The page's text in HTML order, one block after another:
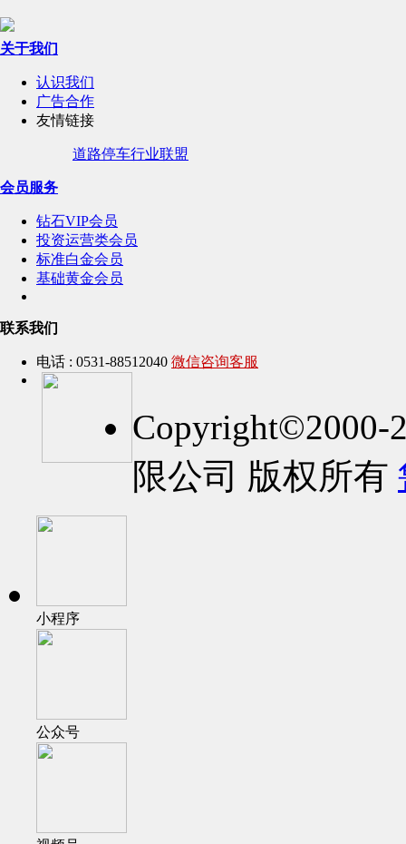
关于我们
认识我们
广告合作
友情链接
道路停车行业联盟
会员服务
钻石VIP会员
投资运营类会员
标准白金会员
基础黄金会员
联系我们
电话 : 0531-88512040 微信咨询客服
Copyright©2000-
限公司 版权所有
小程序
公众号